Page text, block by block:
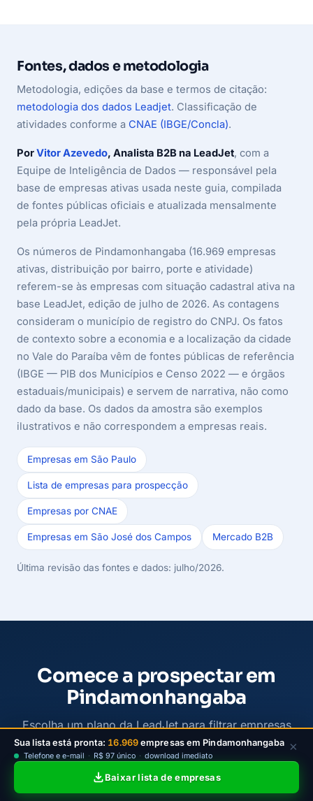
Fontes, dados e metodologia
Metodologia, edições da base e termos de citação:
metodologia dos dados Leadjet. Classificação de
atividades conforme a CNAE (IBGE/Concla).
PorVitor Azevedo, Analista B2B na LeadJet, com a
Equipe de Inteligência de Dados — responsável pela
base de empresas ativas usada neste guia, compilada
de fontes públicas oficiais e atualizada mensalmente
pela própria LeadJet.
Os números de Pindamonhangaba (16.969 empresas
ativas, distribuição por bairro, porte e atividade)
referem-se às empresas com situação cadastral ativa na
base LeadJet, edição de julho de 2026. As contagens
consideram o município de registro do CNPJ. Os fatos
de contexto sobre a economia e a localização da cidade
no Vale do Paraíba vêm de fontes públicas de referência
(IBGE — PIB dos Municípios e Censo 2022 — e órgãos
estaduais/municipais) e servem de narrativa, não como
dado da base. Os dados da amostra são exemplos
ilustrativos e não correspondem a empresas reais.
Empresas em São Paulo
Lista de empresas para prospecção
Empresas por CNAE
Empresas em São José dos Campos Mercado B2B
Última revisão das fontes e dados: julho/2026.
Comece a prospectar em
Pindamonhangaba
Escolha um plano da LeadJet para filtrar empresas
ativas de Pindamonhangaba por bairro e atividade,
baixar contatos e iniciar a prospecção B2B com
mais clareza.
Sua lista está pronta: 16.969empresas em Pindamonhangaba
Telefone e e-mail · R$ 97 único · download imediato
Baixar lista de empresas
×